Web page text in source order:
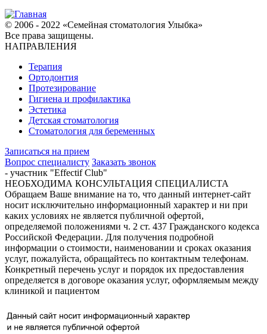
© 2006 - 2022 «Семейная стоматология Улыбка»
Все права защищены.
НАПРАВЛЕНИЯ
Терапия
Ортодонтия
Протезирование
Гигиена и профилактика
Эстетика
Детская стоматология
Стоматология для беременных
Записаться на прием
Вопрос специалисту Заказать звонок
- участник "Effectif Club"
НЕОБХОДИМА КОНСУЛЬТАЦИЯ СПЕЦИАЛИСТА
Обращаем Ваше внимание на то, что данный интернет-сайт
носит исключительно информационный характер и ни при
каких условиях не является публичной офертой,
определяемой положениями ч. 2 ст. 437 Гражданского кодекса
Российской Федерации. Для получения подробной
информации о стоимости, наименовании и сроках оказания
услуг, пожалуйста, обращайтесь по контактным телефонам.
Конкретный перечень услуг и порядок их предоставления
определяется в договоре оказания услуг, оформляемым между
клиникой и пациентом